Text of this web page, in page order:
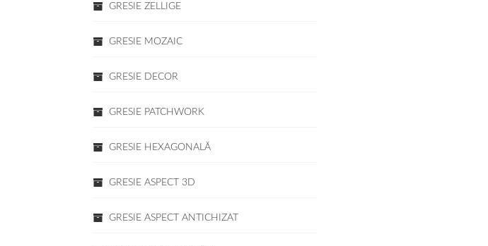
GRESIE ZELLIGE
GRESIE MOZAIC
GRESIE DECOR
GRESIE PATCHWORK
GRESIE HEXAGONALĂ
GRESIE ASPECT 3D
GRESIE ASPECT ANTICHIZAT